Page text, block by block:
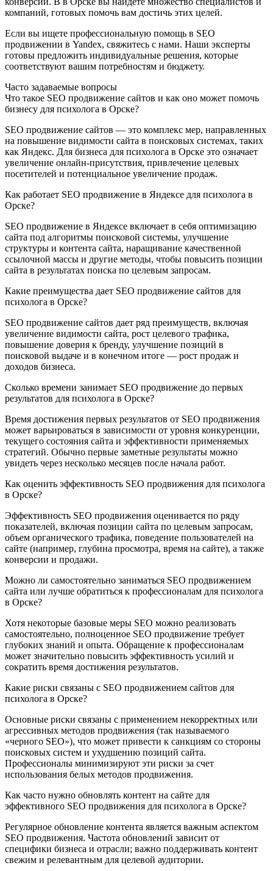
компаний, готовых помочь вам достичь этих целей.
Если вы ищете профессиональную помощь в SEO
продвижении в Yandex, свяжитесь с нами. Наши эксперты
готовы предложить индивидуальные решения, которые
соответствуют вашим потребностям и бюджету.
Часто задаваемые вопросы
Что такое SEO продвижение сайтов и как оно может помочь
бизнесу для психолога в Орске?
SEO продвижение сайтов — это комплекс мер, направленных
на повышение видимости сайта в поисковых системах, таких
как Яндекс. Для бизнеса для психолога в Орске это означает
увеличение онлайн-присутствия, привлечение целевых
посетителей и потенциальное увеличение продаж.
Как работает SEO продвижение в Яндексе для психолога в
Орске?
SEO продвижение в Яндексе включает в себя оптимизацию
сайта под алгоритмы поисковой системы, улучшение
структуры и контента сайта, наращивание качественной
ссылочной массы и другие методы, чтобы повысить позиции
сайта в результатах поиска по целевым запросам.
Какие преимущества дает SEO продвижение сайтов для
психолога в Орске?
SEO продвижение сайтов дает ряд преимуществ, включая
увеличение видимости сайта, рост целевого трафика,
повышение доверия к бренду, улучшение позиций в
поисковой выдаче и в конечном итоге — рост продаж и
доходов бизнеса.
Сколько времени занимает SEO продвижение до первых
результатов для психолога в Орске?
Время достижения первых результатов от SEO продвижения
может варьироваться в зависимости от уровня конкуренции,
текущего состояния сайта и эффективности применяемых
стратегий. Обычно первые заметные результаты можно
увидеть через несколько месяцев после начала работ.
Как оценить эффективность SEO продвижения для психолога
в Орске?
Эффективность SEO продвижения оценивается по ряду
показателей, включая позиции сайта по целевым запросам,
объем органического трафика, поведение пользователей на
сайте (например, глубина просмотра, время на сайте), а также
конверсии и продажи.
Можно ли самостоятельно заниматься SEO продвижением
сайта или лучше обратиться к профессионалам для психолога
в Орске?
Хотя некоторые базовые меры SEO можно реализовать
самостоятельно, полноценное SEO продвижение требует
глубоких знаний и опыта. Обращение к профессионалам
может значительно повысить эффективность усилий и
сократить время достижения результатов.
Какие риски связаны с SEO продвижением сайтов для
психолога в Орске?
Основные риски связаны с применением некорректных или
агрессивных методов продвижения (так называемого
«черного SEO»), что может привести к санкциям со стороны
поисковых систем и ухудшению позиций сайта.
Профессионалы минимизируют эти риски за счет
использования белых методов продвижения.
Как часто нужно обновлять контент на сайте для
эффективного SEO продвижения для психолога в Орске?
Регулярное обновление контента является важным аспектом
SEO продвижения. Частота обновлений зависит от
специфики бизнеса и отрасли; важно поддерживать контент
свежим и релевантным для целевой аудитории.